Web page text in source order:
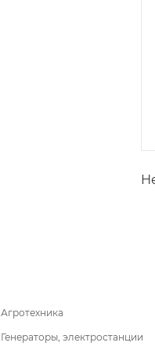
Агротехника
Генераторы, электростанции